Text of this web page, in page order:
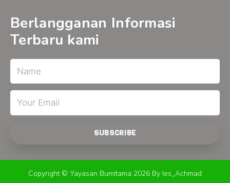
k
-
f
a
m
Berlangganan Informasi
Terbaru kami
Name
Email
SUBSCRIBE
Copyright © Yayasan Bumitama 2026 By Ies_Achmad